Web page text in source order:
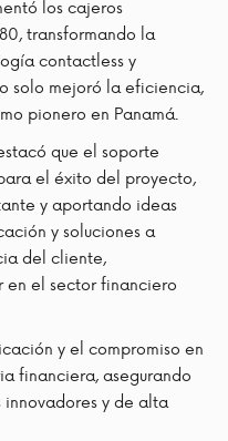
los cajeros
transformando la
contactless y
solo mejoró la eficiencia,
pionero en Panamá.
que el soporte
el éxito del proyecto,
y aportando ideas
y soluciones a
del cliente,
en el sector financiero
y el compromiso en
financiera, asegurando
innovadores y de alta